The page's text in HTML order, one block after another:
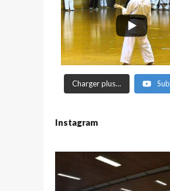
Charger plus…
Instagram